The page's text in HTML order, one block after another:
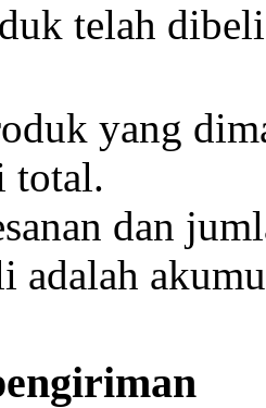
telah
yang
total.
dan
adalah